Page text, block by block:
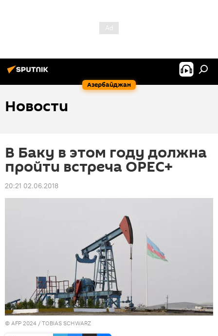
Азербайджан
Новости
В Баку в этом году должна
пройти встреча ОРЕС+
20:21 02.06.2018
© AFP 2024 / TOBIAS SCHWARZ